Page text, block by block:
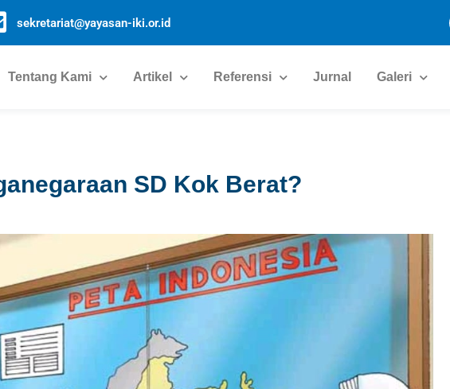
sekretariat@yayasan-iki.or.id
Tentang Kami Artikel Referensi Jurnal Galeri
SD Kok Berat?